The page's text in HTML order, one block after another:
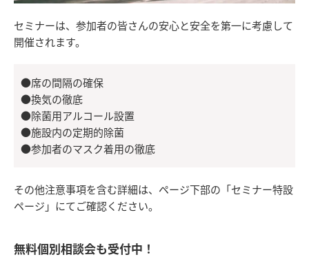
セミナーは、参加者の皆さんの安心と安全を第一に考慮して
開催されます。
●席の間隔の確保
●換気の徹底
●除菌用アルコール設置
●施設内の定期的除菌
●参加者のマスク着用の徹底
その他注意事項を含む詳細は、ページ下部の「セミナー特設
ページ」にてご確認ください。
無料個別相談会も受付中！